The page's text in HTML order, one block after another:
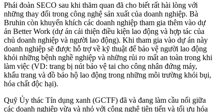
Phái đoàn SECO sau khi thăm quan đã cho biết rất hài lòng với
những thay đổi trong công nghệ sản xuất của doanh nghiệp. Bà
Bruhin còn khuyến khích các doanh nghiệp tham gia thêm vào dự
án Better Work (dự án cải thiện điều kiện lao động và hợp tác của
chủ doanh nghiệp và người lao động). Khi tham gia vào dự án này
doanh nghiệp sẽ được hỗ trợ về kỹ thuật để bảo vệ người lao động
khỏi những bệnh nghề nghiệp và những rủi ro mất an toàn trong khi
làm việc (VD: trang bị nút bảo vệ tai cho công nhân đứng máy,
khẩu trang và đồ bảo hộ lao động trong những môi trường khói bụi,
hóa chất độc hại).
Quỹ Ủy thác Tín dụng xanh (GCTF) đã và đang làm cầu nối giữa
các doanh nghiệp vừa và nhỏ với công nghệ tiên tiến và tối ưu hóa